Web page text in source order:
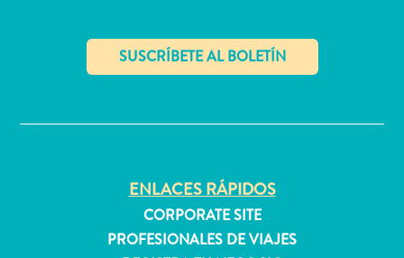
ENLACES RÁPIDOS
CORPORATE SITE
PROFESIONALES DE VIAJES